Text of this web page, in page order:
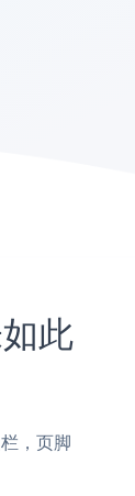
此
，页脚